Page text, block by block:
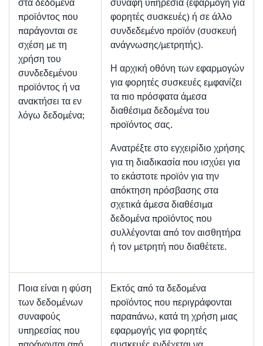
στα δεδομένα
προϊόντος που
παράγονται σε
σχέση με τη
χρήση του
συνδεδεμένου
προϊόντος ή να
ανακτήσει τα εν
λόγω δεδομένα;
συναφή υπηρεσία (εφαρμογή για
φορητές συσκευές) ή σε άλλο
συνδεδεμένο προϊόν (συσκευή
ανάγνωσης/μετρητής).
Η αρχική οθόνη των εφαρμογών
για φορητές συσκευές εμφανίζει
τα πιο πρόσφατα άμεσα
διαθέσιμα δεδομένα του
προϊόντος σας.
Ανατρέξτε στο εγχειρίδιο χρήσης
για τη διαδικασία που ισχύει για
το εκάστοτε προϊόν για την
απόκτηση πρόσβασης στα
σχετικά άμεσα διαθέσιμα
δεδομένα προϊόντος που
συλλέγονται από τον αισθητήρα
ή τον μετρητή που διαθέτετε.
Ποια είναι η φύση
των δεδομένων
συναφούς
υπηρεσίας που
Εκτός από τα δεδομένα
προϊόντος που περιγράφονται
παραπάνω, κατά τη χρήση μιας
εφαρμογής για φορητές